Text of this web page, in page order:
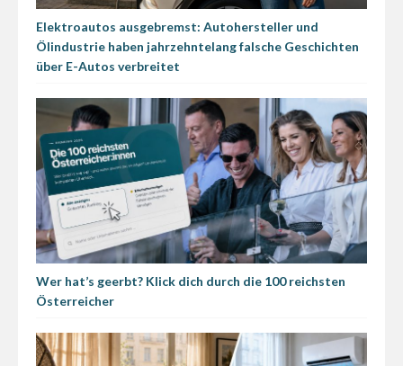
Elektroautos ausgebremst: Autohersteller und
Ölindustrie haben jahrzehntelang falsche Geschichten
über E-Autos verbreitet
Wer hat’s geerbt? Klick dich durch die 100 reichsten
Österreicher